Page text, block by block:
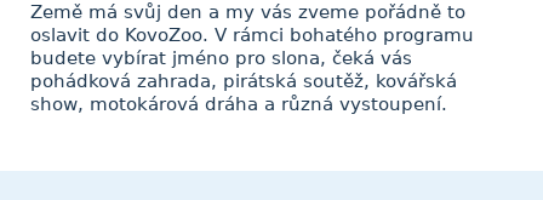
Země má svůj den a my vás zveme pořádně to
oslavit do KovoZoo. V rámci bohatého programu
budete vybírat jméno pro slona, čeká vás
pohádková zahrada, pirátská soutěž, kovářská
show, motokárová dráha a různá vystoupení.